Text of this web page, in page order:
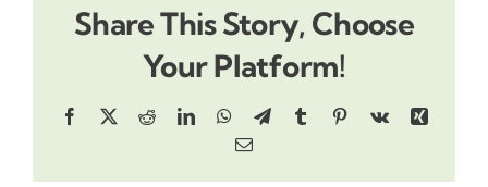
Share This Story, Choose
Your Platform!
Facebook
X RedditLinkedInWhatsApp
TelegramTumblrPinterestVk
Xing
Email